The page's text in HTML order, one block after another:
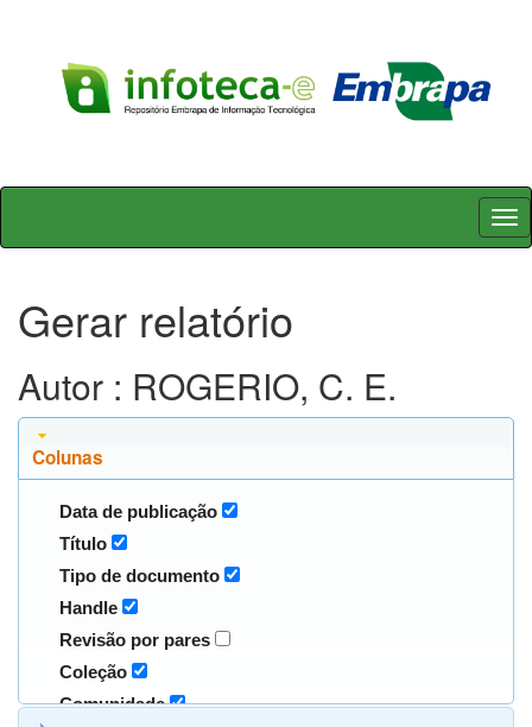
Skip
Gerar relatório
Autor : ROGERIO, C. E.
Colunas
Data de publicação
Título
Tipo de documento
Handle
Revisão por pares
Coleção
Comunidade